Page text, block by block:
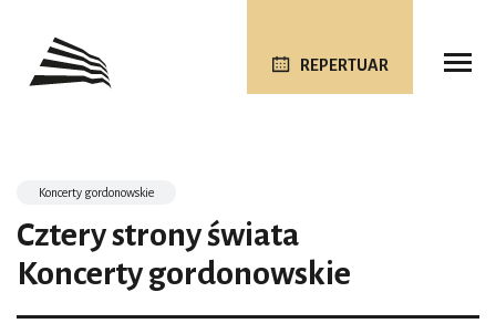
REPERTUAR
Koncerty gordonowskie
Cztery strony świata
Koncerty gordonowskie